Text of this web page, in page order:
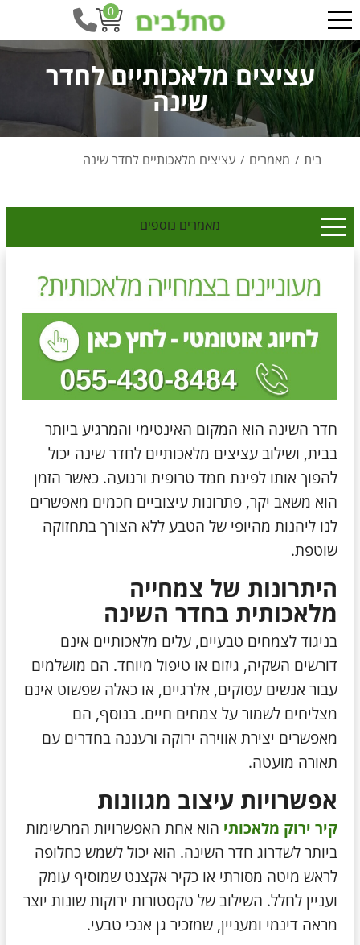
0
עציצים מלאכותיים לחדר
שינה
בית / מאמרים / עציצים מלאכותיים לחדר שינה
מאמרים נוספים
חדר השינה הוא המקום האינטימי והמרגיע ביותר
בבית, ושילוב עציצים מלאכותיים לחדר שינה יכול
להפוך אותו לפינת חמד טרופית ורגועה. כאשר הזמן
הוא משאב יקר, פתרונות עיצוביים חכמים מאפשרים
לנו ליהנות מהיופי של הטבע ללא הצורך בתחזוקה
שוטפת.
היתרונות של צמחייה
מלאכותית בחדר השינה
בניגוד לצמחים טבעיים, עלים מלאכותיים אינם
דורשים השקיה, גיזום או טיפול מיוחד. הם מושלמים
עבור אנשים עסוקים, אלרגיים, או כאלה שפשוט אינם
מצליחים לשמור על צמחים חיים. בנוסף, הם
מאפשרים יצירת אווירה ירוקה ורעננה בחדרים עם
תאורה מועטה.
אפשרויות עיצוב מגוונות
קיר ירוק מלאכותי הוא אחת האפשרויות המרשימות
ביותר לשדרוג חדר השינה. הוא יכול לשמש כחלופה
לראש מיטה מסורתי או כקיר אקצנט שמוסיף עומק
ועניין לחלל. השילוב של טקסטורות ירוקות שונות יוצר
מראה דינמי ומעניין, שמזכיר גן אנכי טבעי.